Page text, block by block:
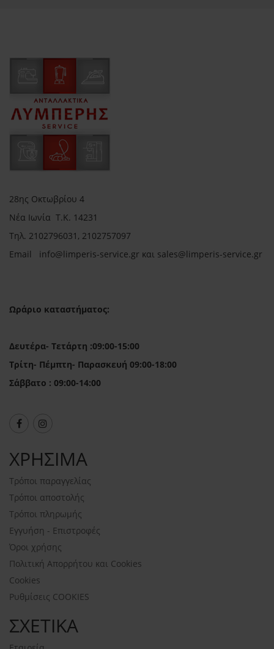
28ης Οκτωβρίου 4
Νέα Ιωνία Τ.Κ. 14231
Τηλ. 2102796031, 2102757097
Email info@limperis-service.gr και sales@limperis-service.gr
Ωράριο καταστήματος:
Δευτέρα- Τετάρτη :09:00-15:00
Τρίτη- Πέμπτη- Παρασκευή 09:00-18:00
Σάββατο : 09:00-14:00
ΧΡΗΣΙΜΑ
Τρόποι παραγγελίας
Τρόποι αποστολής
Τρόποι πληρωμής
Εγγυήση - Επιστροφές
Όροι χρήσης
Πολιτική Απορρήτου και Cookies
Cookies
Ρυθμίσεις COOKIES
ΣΧΕΤΙΚΑ